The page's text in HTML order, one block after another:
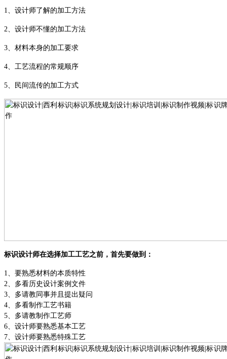
1、 设计师了解的加工方法
2、 设计师不懂的加工方法
3、 材料本身的加工要求
4、 工艺流程的常规顺序
5、 民间流传的加工方式
标识设计师在选择加工工艺之前，首先要做到：
1、要熟悉材料的本质特性
2、 多看历史设计案例文件
3、多请教同事并且提出疑问
4、多看制作工艺书籍
5、多请教制作工艺师
6、设计师要熟悉基本工艺
7、设计师要熟悉特殊工艺